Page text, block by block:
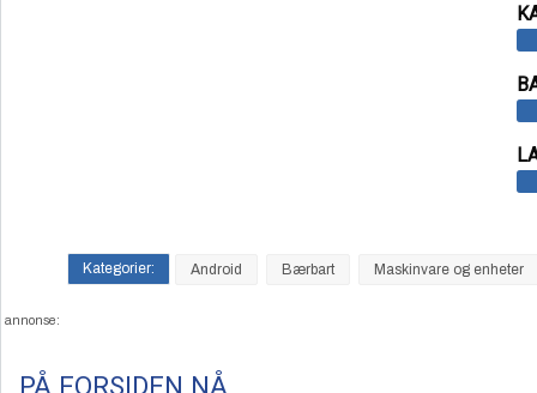
Android Bærbart Maskinvare og enheter
annonse:
PÅ FORSIDEN NÅ